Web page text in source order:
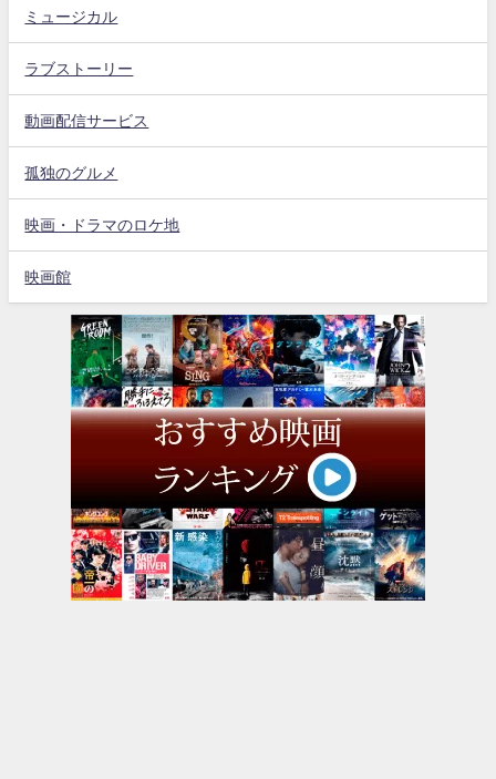
ミュージカル
ラブストーリー
動画配信サービス
孤独のグルメ
映画・ドラマのロケ地
映画館